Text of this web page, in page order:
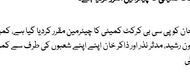
پی سی بی کرکٹ کمیٹی کا چیئرمین مقرر کردیا گیا ہے،
رشید، مدثر نذر اور ذاکر خان اپنے اپنے شعبوں کی طرف سے